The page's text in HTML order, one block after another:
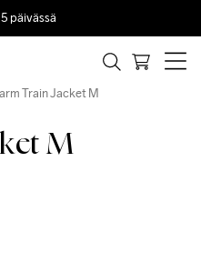
päivässä
M
Train Jacket M